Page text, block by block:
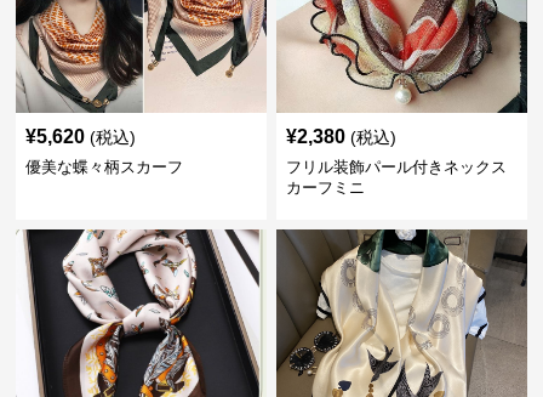
¥5,620 (税込)
優美な蝶々柄スカーフ
¥2,380 (税込)
フリル装飾パール付きネックス
カーフミニ